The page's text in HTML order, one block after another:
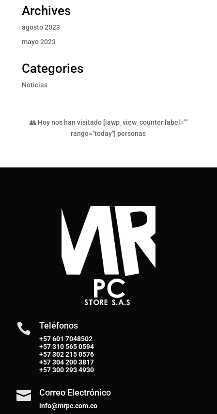
Archives
agosto 2023
mayo 2023
Categories
Noticias
👥 Hoy nos han visitado [iawp_view_counter label=""
range="today"] personas
 Teléfonos
+57 601 7048502
+57310 565 0594
+57302 215 0576
+57304 200 3817
+57300 293 4930
 Correo Electrónico
info@mrpc.com.co